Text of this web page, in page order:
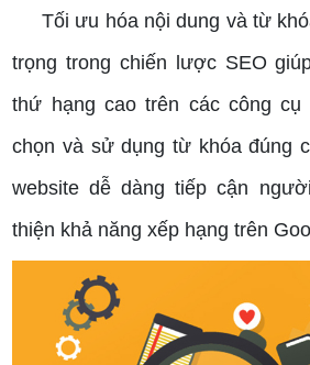
Tối ưu hóa nội dung và từ
trọng trong chiến lược SEO
thứ hạng cao trên các công
chọn và sử dụng từ khóa đúng
website dễ dàng tiếp cận
thiện khả năng xếp hạng trên